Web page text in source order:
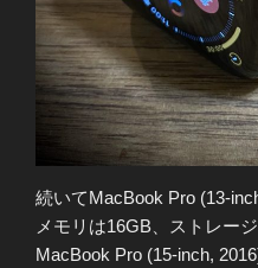
続いてMacBook Pro (13-
メモリは16GB、ストレー
MacBook Pro (15-inch,